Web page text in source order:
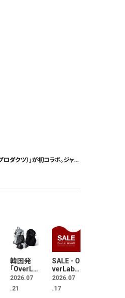
手のひらサイズの「MERRYFRIDAY」。韓国発スローケットブランド「MERRYFRIDAY（メリーフライデー）」とキュレーションストア「CAViAR PRODUCTS（キャビアプロダクツ）」が初コラボ。ジャガード織スローケットの世界観をそのまま落とし込んだコースター、7月1日(水)より発売。
韓国発
「OverLa
b(オーバ
ーラボ)」
が超軽量
2026.07
.21
SALE - O
verLab 5
0%OFF
2026.07
.17